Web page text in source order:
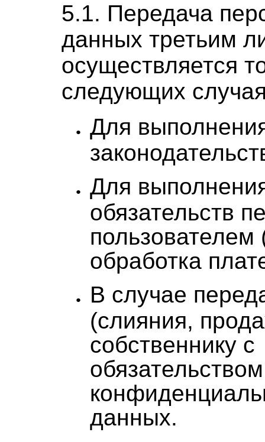
5.1. Передача
данных третьим
осуществляется
следующих
Для
Для
обязательств
обработка
В случае
(слияния,
собственнику с
данных.